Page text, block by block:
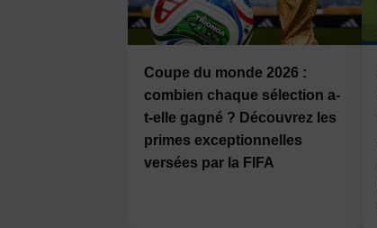
Coupe du monde 2026 :
combien chaque sélection a-
t-elle gagné ? Découvrez les
primes exceptionnelles
versées par la FIFA